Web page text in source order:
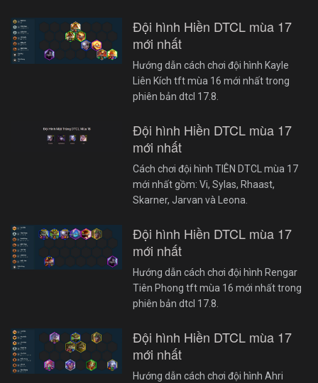
Đội hình Hiền DTCL mùa 17
mới nhất
Hướng dẫn cách chơi đội hình Kayle
Liên Kích tft mùa 16 mới nhất trong
phiên bản dtcl 17.8.
Đội hình Hiền DTCL mùa 17
mới nhất
Cách chơi đội hình TIÊN DTCL mùa 17
mới nhất gồm: Vi, Sylas, Rhaast,
Skarner, Jarvan và Leona.
Đội hình Hiền DTCL mùa 17
mới nhất
Hướng dẫn cách chơi đội hình Rengar
Tiên Phong tft mùa 16 mới nhất trong
phiên bản dtcl 17.8.
Đội hình Hiền DTCL mùa 17
mới nhất
Hướng dẫn cách chơi đội hình Ahri